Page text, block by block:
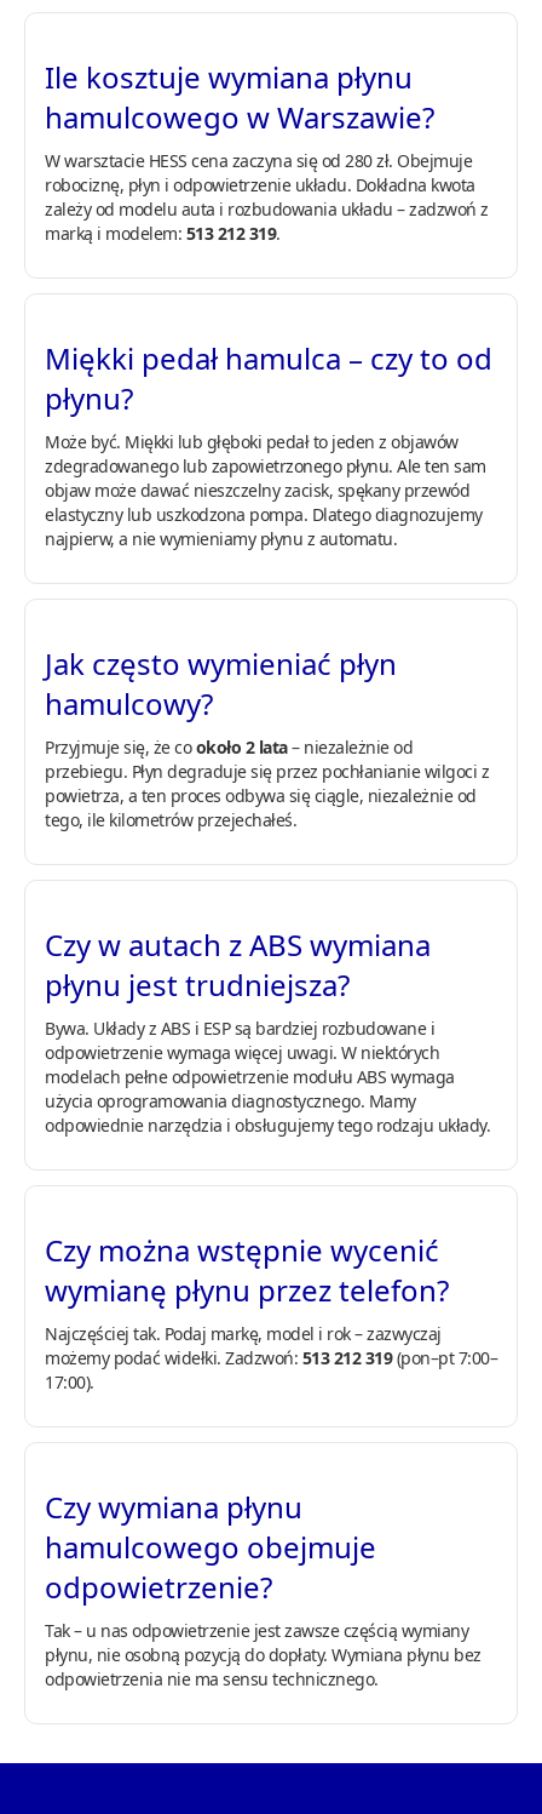
Ile kosztuje wymiana płynu
hamulcowego w Warszawie?
W warsztacie HESS cena zaczyna się od 280 zł. Obejmuje
robociznę, płyn i odpowietrzenie układu. Dokładna kwota
zależy od modelu auta i rozbudowania układu – zadzwoń z
marką i modelem: 513 212 319.
Miękki pedał hamulca – czy to od
płynu?
Może być. Miękki lub głęboki pedał to jeden z objawów
zdegradowanego lub zapowietrzonego płynu. Ale ten sam
objaw może dawać nieszczelny zacisk, spękany przewód
elastyczny lub uszkodzona pompa. Dlatego diagnozujemy
najpierw, a nie wymieniamy płynu z automatu.
Jak często wymieniać płyn
hamulcowy?
Przyjmuje się, że cookoło 2 lata– niezależnie od
przebiegu. Płyn degraduje się przez pochłanianie wilgoci z
powietrza, a ten proces odbywa się ciągle, niezależnie od
tego, ile kilometrów przejechałeś.
Czy w autach z ABS wymiana
płynu jest trudniejsza?
Bywa. Układy z ABS i ESP są bardziej rozbudowane i
odpowietrzenie wymaga więcej uwagi. W niektórych
modelach pełne odpowietrzenie modułu ABS wymaga
użycia oprogramowania diagnostycznego. Mamy
odpowiednie narzędzia i obsługujemy tego rodzaju układy.
Czy można wstępnie wycenić
wymianę płynu przez telefon?
Najczęściej tak. Podaj markę, model i rok – zazwyczaj
możemy podać widełki. Zadzwoń: 513 212 319(pon–pt 7:00–
17:00).
Czy wymiana płynu
hamulcowego obejmuje
odpowietrzenie?
Tak – u nas odpowietrzenie jest zawsze częścią wymiany
płynu, nie osobną pozycją do dopłaty. Wymiana płynu bez
odpowietrzenia nie ma sensu technicznego.